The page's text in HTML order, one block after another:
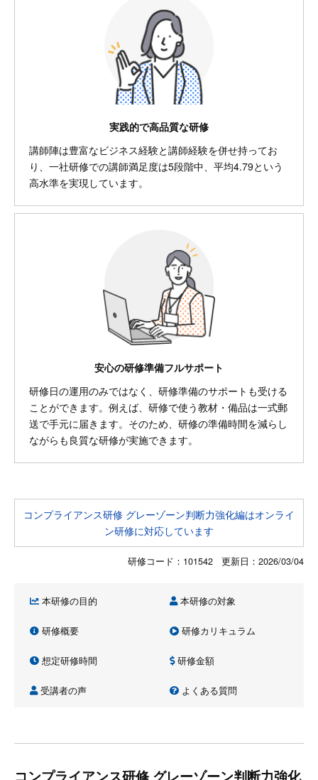
実践的で高品質な研修
講師陣は豊富なビジネス経験と講師経験を併せ持ってお
り、一社研修での講師満足度は5段階中、平均4.79という
高水準を実現しています。
安心の研修準備フルサポート
研修日の運用のみではなく、研修準備のサポートも受ける
ことができます。例えば、研修で使う教材・備品は一式郵
送で手元に届きます。そのため、研修の準備時間を減らし
ながらも良質な研修が実施できます。
コンプライアンス研修 グレーゾーン判断力強化編はオンライ
ン研修に対応しています
研修コード：101542 更新日： 2026/03/04
本研修の目的 本研修の対象
研修概要 研修カリキュラム
想定研修時間 研修金額
受講者の声 よくある質問
コンプライアンス研修 グレーゾーン判断力強化